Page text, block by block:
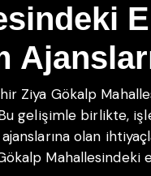
Ziya Gökalp
gelişimle birlikte,
olan
Mahallesindeki